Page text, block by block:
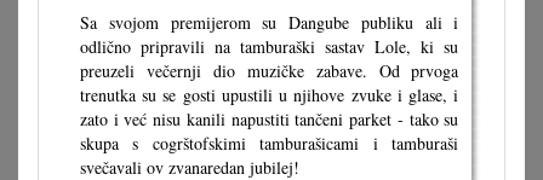
Sa svojom premijerom su Dangube publiku ali i
odlično pripravili na tamburaški sastav Lole, ki su
preuzeli večernji dio muzičke zabave. Od prvoga
trenutka su se gosti upustili u njihove zvuke i glase, i
zato i već nisu kanili napustiti tančeni parket - tako su
skupa s cogrštofskimi tamburašicami i tamburaši
svečavali ov zvanaredan jubilej!